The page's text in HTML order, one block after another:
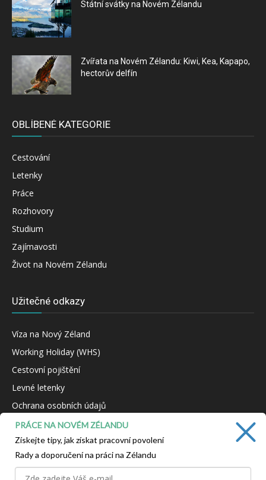
Státní svátky na Novém Zélandu
Zvířata na Novém Zélandu: Kiwi, Kea, Kapapo,
hectorův delfín
OBLÍBENÉ KATEGORIE
Cestování
Letenky
Práce
Rozhovory
Studium
Zajímavosti
Život na Novém Zélandu
Užitečné odkazy
Víza na Nový Zéland
Working Holiday (WHS)
Cestovní pojištění
Levné letenky
Ochrana osobních údajů
Kontakt
NAŠE VIZE
PRÁCE NA NOVÉM ZÉLANDU
Získejte tipy, jak získat pracovní povolení
Rady a doporučení na práci na Zélandu